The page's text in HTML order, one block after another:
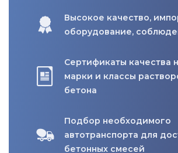
Высокое качество,
оборудование,
Сертификаты качества
марки и классы
бетона
Подбор необходимого
автотранспорта для
бетонных смесей